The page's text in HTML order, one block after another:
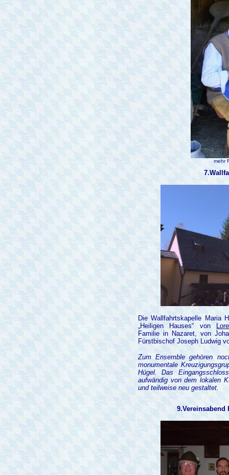
mehr
Die Wallfahrtskapelle Maria
„Heiligen Hauses“ von
Familie in Nazaret, von
Fürstbischof Joseph Ludwig
Zum Ensemble gehören
monumentale
Hügel. Das
aufwändig von dem lokalen
und teilweise neu gestaltet.